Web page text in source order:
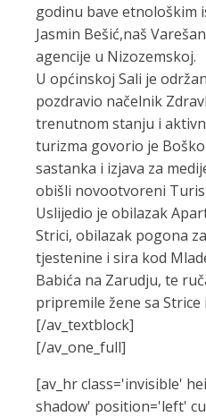
godinu bave etnološkim
Jasmin Bešić,naš
agencije u Nizozemskoj.
U općinskoj Sali je
pozdravio načelnik
trenutnom stanju i
turizma govorio je
sastanka i izjava za
obišli novootvoreni
Uslijedio je obilazak
Strici, obilazak pogona
tjestenine i sira kod
Babića na Zarudju, te
pripremile žene sa Strice
[/av_textblock]
[/av_one_full]
[av_hr class='invisible'
shadow' position='left'